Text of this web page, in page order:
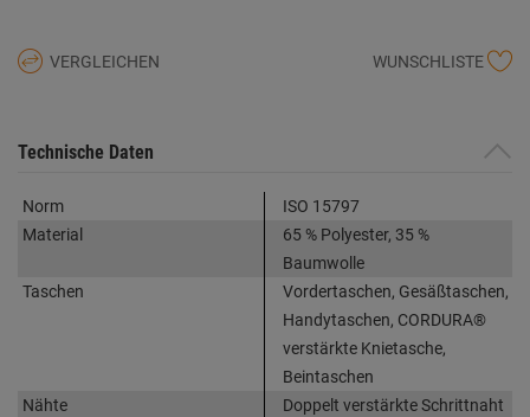
VERGLEICHEN WUNSCHLISTE
Technische Daten
Norm
ISO 15797
Material
65 % Polyester, 35 %
Baumwolle
Taschen
Vordertaschen, Gesäßtaschen,
Handytaschen, CORDURA®
verstärkte Knietasche,
Beintaschen
Nähte
Doppelt verstärkte Schrittnaht